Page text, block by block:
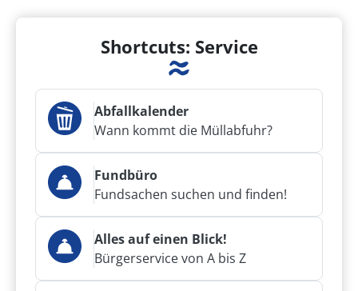
Shortcuts: Service
Abfallkalender
Wann kommt die Müllabfuhr?
Fundbüro
Fundsachen suchen und finden!
Alles auf einen Blick!
Bürgerservice von A bis Z